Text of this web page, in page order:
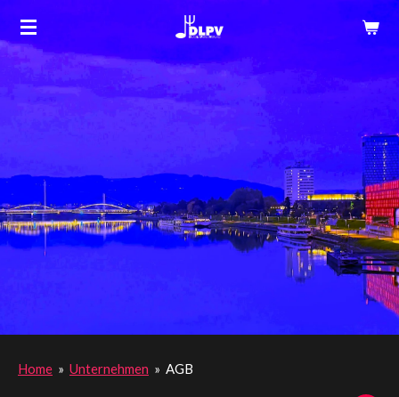
Zum
Hauptinhalt
springen
Home » Unternehmen » AGB